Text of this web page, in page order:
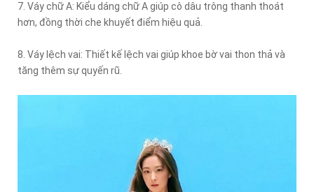
7. Váy chữ A: Kiểu dáng chữ A giúp cô dâu trông thanh thoát
hơn, đồng thời che khuyết điểm hiệu quả.
8. Váy lệch vai: Thiết kế lệch vai giúp khoe bờ vai thon thả và
tăng thêm sự quyến rũ.